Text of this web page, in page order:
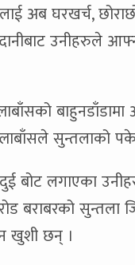
अब घरखर्च,
उनीहरुले
सुन्तलाको
लगाएका
बराबरको सुन्तला
खुशी छन् ।